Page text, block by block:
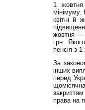
1 жовтня
мінімуму.
квітні й
жовтня —
грн.
пенсія з 1
За
інших
перед
права на